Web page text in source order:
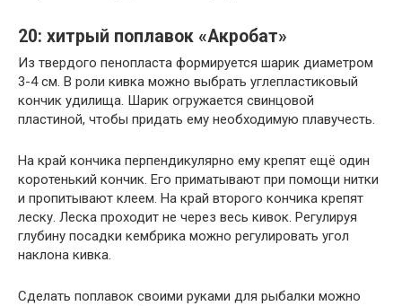
20: хитрый поплавок «Акробат»
Из твердого пенопласта формируется шарик диаметром
3-4 см. В роли кивка можно выбрать углепластиковый
кончик удилища. Шарик огружается свинцовой
пластиной, чтобы придать ему необходимую плавучесть.
На край кончика перпендикулярно ему крепят ещё один
коротенький кончик. Его приматывают при помощи нитки
и пропитывают клеем. На край второго кончика крепят
леску. Леска проходит не через весь кивок. Регулируя
глубину посадки кембрика можно регулировать угол
наклона кивка.
Сделать поплавок своими руками для рыбалки можно